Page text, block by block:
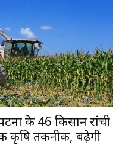
के 46 किसान रांची
कृषि तकनीक, बढ़ेगी